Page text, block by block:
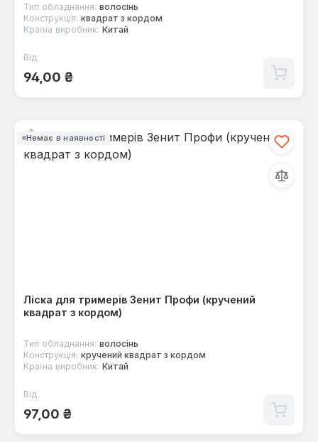
Тип обладнання: волосінь
Конструкція: квадрат з кордом
Країна виробник: Китай
Звичайна ціна:
Від
94,00 ₴
Немає в наявності
Ліска для тримерів Зенит Профи (кручений
квадрат з кордом)
Тип обладнання: волосінь
Конструкція: кручений квадрат з кордом
Країна виробник: Китай
Звичайна ціна:
Від
97,00 ₴